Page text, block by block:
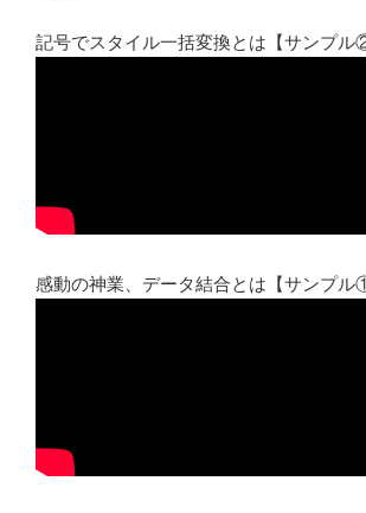
記号でスタイル一括変換とは【サンプル
感動の神業、データ結合とは【サンプル